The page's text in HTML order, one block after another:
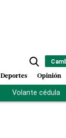
Deportes Opinión
Volante cédula